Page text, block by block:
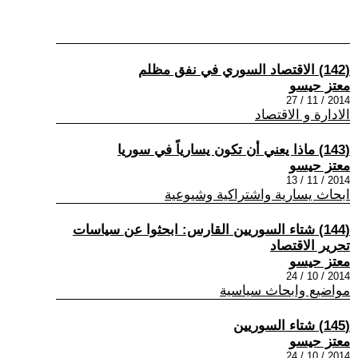
(142) الاقتصاد السوري في نفق مظلم
معتز حيسو
2014 / 11 / 27
الادارة و الاقتصاد
(143) ماذا يعني أن تكون يسارياً في سوريا
معتز حيسو
2014 / 11 / 13
ابحاث يسارية واشتراكية وشيوعية
(144) شتاء السوريين القارس: ابحثوا عن سياسات
تحرير الاقتصاد
معتز حيسو
2014 / 10 / 24
مواضيع وابحاث سياسية
(145) شتاء السوريين
معتز حيسو